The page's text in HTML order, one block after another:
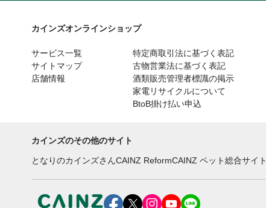
カインズオンラインショップ
サービス一覧
サイトマップ
店舗情報
特定商取引法に基づく表記
古物営業法に基づく表記
酒類販売管理者標識の掲示
家電リサイクルについて
BtoB掛け払い申込
カインズのその他のサイト
となりのカインズさんCAINZ ReformCAINZ ペット総合サイト